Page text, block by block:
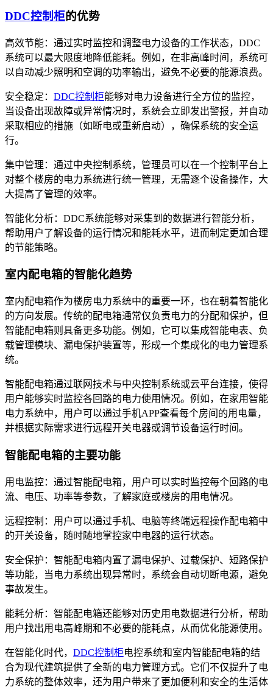
DDC控制柜的优势
高效节能：通过实时监控和调整电力设备的工作状态，DDC
系统可以最大限度地降低能耗。例如，在非高峰时间，系统可
以自动减少照明和空调的功率输出，避免不必要的能源浪费。
安全稳定： DDC控制柜能够对电力设备进行全方位的监控，
当设备出现故障或异常情况时，系统会立即发出警报，并自动
采取相应的措施（如断电或重新启动），确保系统的安全运
行。
集中管理：通过中央控制系统，管理员可以在一个控制平台上
对整个楼房的电力系统进行统一管理，无需逐个设备操作，大
大提高了管理的效率。
智能化分析：DDC系统能够对采集到的数据进行智能分析，
帮助用户了解设备的运行情况和能耗水平，进而制定更加合理
的节能策略。
室内配电箱的智能化趋势
室内配电箱作为楼房电力系统中的重要一环，也在朝着智能化
的方向发展。传统的配电箱通常仅负责电力的分配和保护，但
智能配电箱则具备更多功能。例如，它可以集成智能电表、负
载管理模块、漏电保护装置等，形成一个集成化的电力管理系
统。
智能配电箱通过联网技术与中央控制系统或云平台连接，使得
用户能够实时监控各回路的电力使用情况。例如，在家用智能
电力系统中，用户可以通过手机APP查看每个房间的用电量，
并根据实际需求进行远程开关电器或调节设备运行时间。
智能配电箱的主要功能
用电监控：通过智能配电箱，用户可以实时监控每个回路的电
流、电压、功率等参数，了解家庭或楼房的用电情况。
远程控制：用户可以通过手机、电脑等终端远程操作配电箱中
的开关设备，随时随地掌控家中电器的运行状态。
安全保护：智能配电箱内置了漏电保护、过载保护、短路保护
等功能，当电力系统出现异常时，系统会自动切断电源，避免
事故发生。
能耗分析：智能配电箱还能够对历史用电数据进行分析，帮助
用户找出用电高峰期和不必要的能耗点，从而优化能源使用。
在智能化时代， DDC控制柜电控系统和室内智能配电箱的结
合为现代建筑提供了全新的电力管理方式。它们不仅提升了电
力系统的整体效率，还为用户带来了更加便利和安全的生活体